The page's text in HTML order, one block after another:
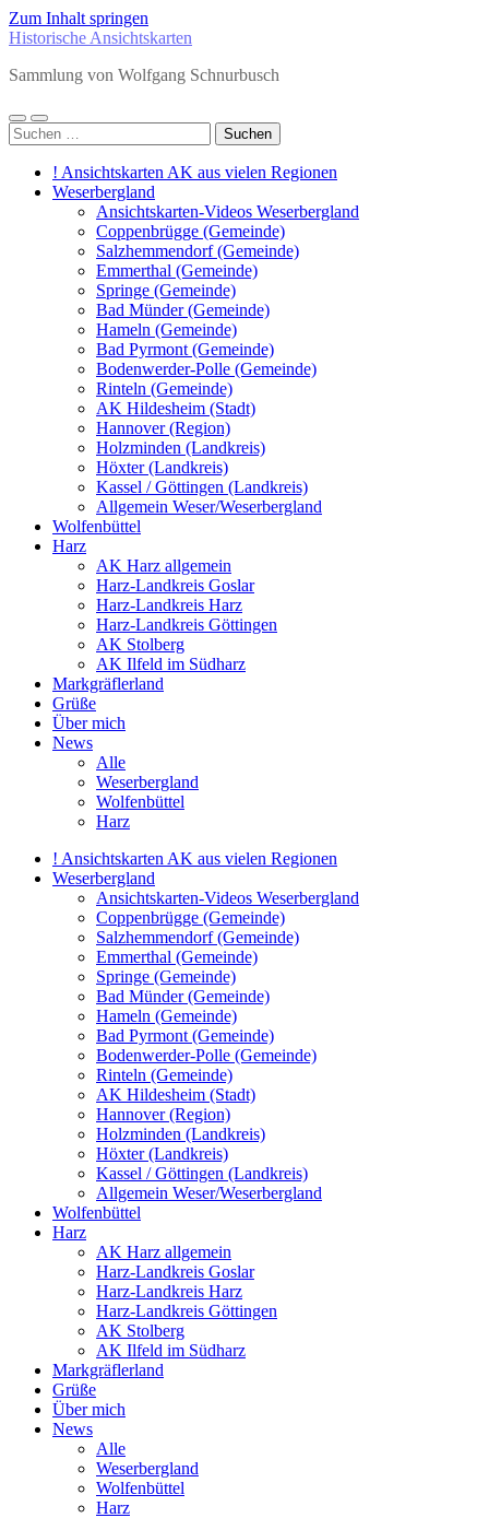
Zum Inhalt springen
Historische Ansichtskarten
Sammlung von Wolfgang Schnurbusch
Mobile-
Menü
Suchfeld
ein-/ausblenden
Suchen
nach:
! Ansichtskarten AK aus vielen Regionen
Weserbergland
Ansichtskarten-Videos Weserbergland
Coppenbrügge (Gemeinde)
Salzhemmendorf (Gemeinde)
Emmerthal (Gemeinde)
Springe (Gemeinde)
Bad Münder (Gemeinde)
Hameln (Gemeinde)
Bad Pyrmont (Gemeinde)
Bodenwerder-Polle (Gemeinde)
Rinteln (Gemeinde)
AK Hildesheim (Stadt)
Hannover (Region)
Holzminden (Landkreis)
Höxter (Landkreis)
Kassel / Göttingen (Landkreis)
Allgemein Weser/Weserbergland
Wolfenbüttel
Harz
AK Harz allgemein
Harz-Landkreis Goslar
Harz-Landkreis Harz
Harz-Landkreis Göttingen
AK Stolberg
AK Ilfeld im Südharz
Markgräflerland
Grüße
Über mich
News
Alle
Weserbergland
Wolfenbüttel
Harz
! Ansichtskarten AK aus vielen Regionen
Weserbergland
Ansichtskarten-Videos Weserbergland
Coppenbrügge (Gemeinde)
Salzhemmendorf (Gemeinde)
Emmerthal (Gemeinde)
Springe (Gemeinde)
Bad Münder (Gemeinde)
Hameln (Gemeinde)
Bad Pyrmont (Gemeinde)
Bodenwerder-Polle (Gemeinde)
Rinteln (Gemeinde)
AK Hildesheim (Stadt)
Hannover (Region)
Holzminden (Landkreis)
Höxter (Landkreis)
Kassel / Göttingen (Landkreis)
Allgemein Weser/Weserbergland
Wolfenbüttel
Harz
AK Harz allgemein
Harz-Landkreis Goslar
Harz-Landkreis Harz
Harz-Landkreis Göttingen
AK Stolberg
AK Ilfeld im Südharz
Markgräflerland
Grüße
Über mich
News
Alle
Weserbergland
Wolfenbüttel
Harz